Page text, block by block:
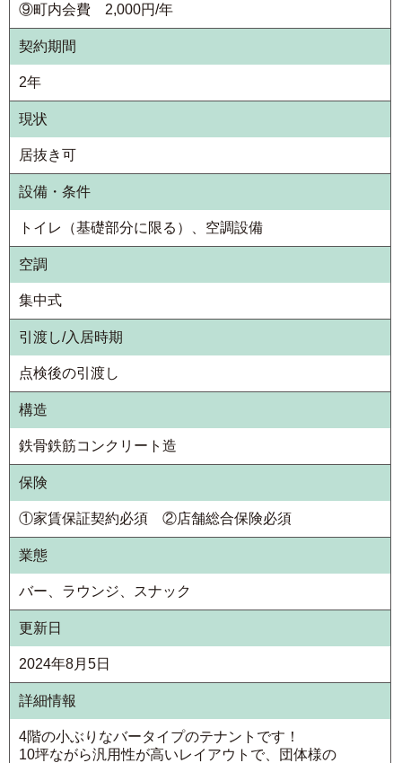
⑨町内会費 2,000円/年
契約期間
2年
現状
居抜き可
設備・条件
トイレ（基礎部分に限る）、空調設備
空調
集中式
引渡し/入居時期
点検後の引渡し
構造
鉄骨鉄筋コンクリート造
保険
①家賃保証契約必須 ②店舗総合保険必須
業態
バー、ラウンジ、スナック
更新日
2024年8月5日
詳細情報
4階の小ぶりなバータイプのテナントです！
10坪ながら汎用性が高いレイアウトで、団体様の